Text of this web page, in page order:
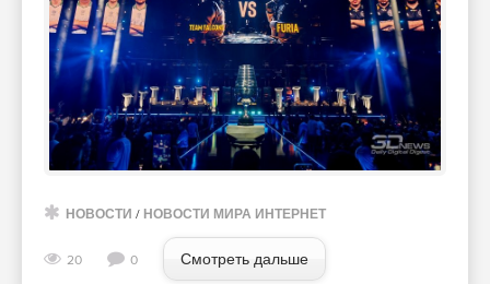
НОВОСТИ / НОВОСТИ МИРА ИНТЕРНЕТ
20 0 Смотреть дальше